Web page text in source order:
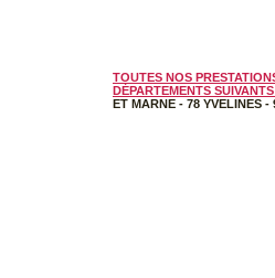
TOUTES NOS
DÉPARTEMENTS
ET MARNE - 78 YVELINES -